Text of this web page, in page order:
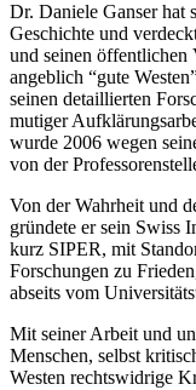
Dr. Daniele Ganser hat
Geschichte und
und seinen öffentlichen
angeblich “gute
seinen detaillierten
mutiger
wurde 2006 wegen
von der
Von der Wahrheit und
gründete er sein Swiss
kurz SIPER, mit
Forschungen zu
abseits vom
Mit seiner Arbeit und
Menschen, selbst
Westen rechtswidrige